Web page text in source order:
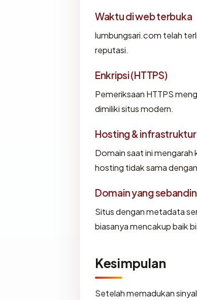
Waktu di web terbuka
lumbungsari.com telah
reputasi.
Enkripsi (HTTPS)
Pemeriksaan HTTPS
dimiliki situs modern.
Hosting & infrastruktur
Domain saat ini mengarah
hosting tidak sama
Domain yang
Situs dengan metadata
biasanya mencakup baik
Kesimpulan
Setelah memadukan